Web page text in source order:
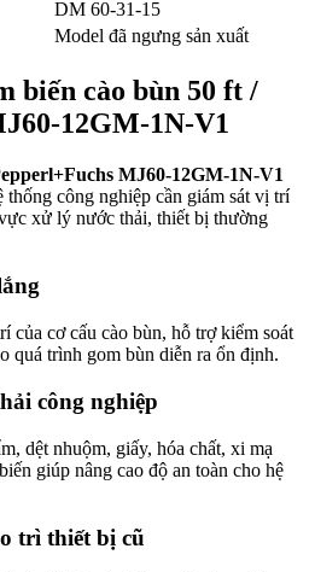
DM 60-31-15
Model đã ngưng sản xuất
biến cào bùn 50 ft /
12GM-1N-V1
MJ60-12GM-1N-V1
công nghiệp cần giám sát vị trí
xử lý nước thải, thiết bị thường
của cơ cấu cào bùn, hỗ trợ kiểm soát
quá trình gom bùn diễn ra ổn định.
công nghiệp
dệt nhuộm, giấy, hóa chất, xi mạ
giúp nâng cao độ an toàn cho hệ
trì thiết bị cũ